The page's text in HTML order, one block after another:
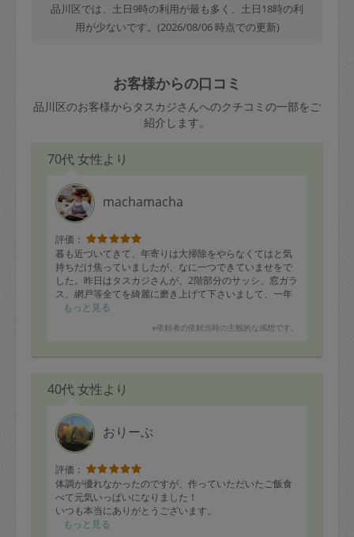
品川区では、土日9時の利用が最も多く、土日18時の利
用が少ないです。(2026/08/06 時点での更新)
お客様からの口コミ
品川区のお客様からタスカジさんへのクチコミの一部をご
紹介します。
70代 女性より
machamacha
評価：
暮も近づいてきて、年寄りは大掃除をやらなくてはと気
持ちだけ焦っていましたが、なに一つできていませをで
した。昨日はタスカジさんが、2階部分のサッシ、窓ガラ
ス、網戸等全てを綺麗に磨き上げて下さいまして、一年
ぶりに綺麗になり、少し気分が落ち着きました。本当に
思いますが、よろしくお願いいたします🙇
もっと見る
※依頼者の依頼当時の主観的な感想です。
40代 女性より
おりーぶ
評価：
体調が優れなかったのですが、作っていただいたご飯食
べて元気いっぱいになりました！
いつも本当にありがとうございます。
もっと見る